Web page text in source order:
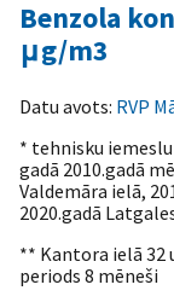
Benzola
μg/m3
Datu avots: RVP
* tehnisku
gadā 2010.gadā
Valdemāra ielā,
2020.gadā
** Kantora ielā 32
periods 8 mēneši